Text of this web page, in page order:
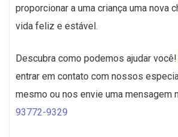
proporcionar a uma criança uma nova
vida feliz e estável.
Descubra como podemos ajudar você!
entrar em contato com nossos
mesmo ou nos envie uma mensagem
93772-9329